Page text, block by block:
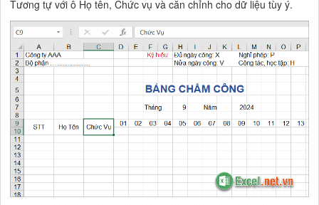
Tương tự với ô Họ tên, Chức vụ và căn chỉnh cho dữ liệu tùy ý.